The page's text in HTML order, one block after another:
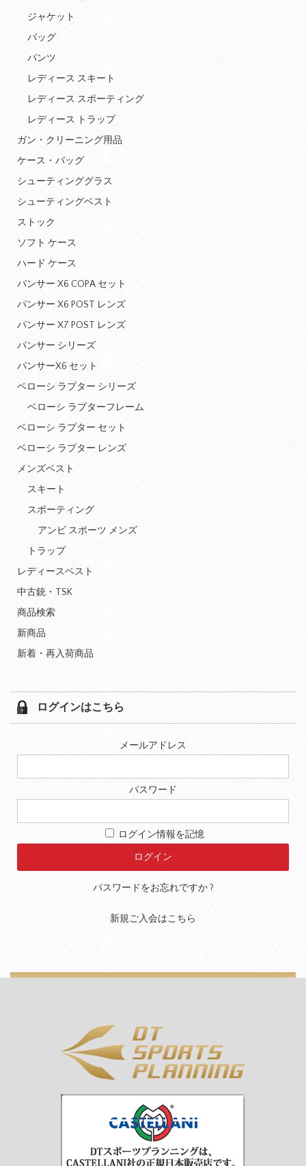
ジャケット
バッグ
パンツ
レディース スキート
レディース スポーティング
レディース トラップ
ガン・クリーニング用品
ケース・バッグ
シューティンググラス
シューティングベスト
ストック
ソフト ケース
ハード ケース
パンサー X6 COPA セット
パンサー X6 POST レンズ
パンサー X7 POST レンズ
パンサー シリーズ
パンサーX6 セット
ベローシ ラプター シリーズ
ベローシ ラプターフレーム
ベローシ ラプター セット
ベローシ ラプター レンズ
メンズベスト
スキート
スポーティング
アンビ スポーツ メンズ
トラップ
レディースベスト
中古銃・TSK
商品検索
新商品
新着・再入荷商品
ログインはこちら
メールアドレス
パスワード
ログイン情報を記憶
パスワードをお忘れですか ?
新規ご入会はこちら